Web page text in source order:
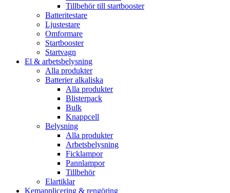
Tillbehör till startbooster
Batteritestare
Ljustestare
Omformare
Startbooster
Startvagn
El & arbetsbelysning
Alla produkter
Batterier alkaliska
Alla produkter
Blisterpack
Bulk
Knappcell
Belysning
Alla produkter
Arbetsbelysning
Ficklampor
Pannlampor
Tillbehör
Elartiklar
Kemapplicering & rengöring